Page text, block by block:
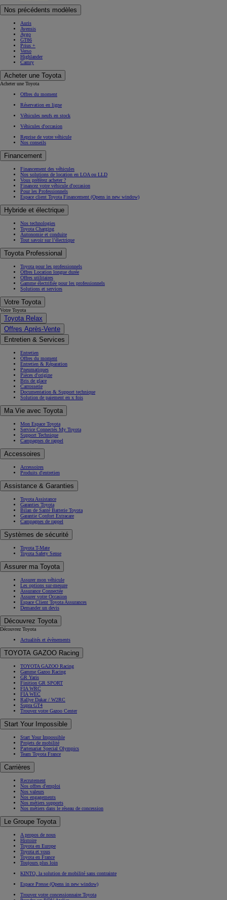
Nos précédents modèles
Auris
Avensis
Aygo
GT86
Prius +
Verso
Highlander
Camry
Acheter une Toyota
Acheter une Toyota
Offres du moment
Réservation en ligne
Véhicules neufs en stock
Véhicules d'occasion
Reprise de votre véhicule
Nos conseils
Financement
Financement des véhicules
Nos solutions de location en LOA ou LLD
Vous préférez acheter ?
Financez votre véhicule d'occasion
Pour les Professionnels
Espace client Toyota Financement (Opens in new window)
Hybride et électrique
Nos technologies
Toyota Charging
Autonomie et conduite
Tout savoir sur l’électrique
Toyota Professional
Toyota pour les professionnels
Offres Location longue durée
Offres utilitaires
Gamme électrifiée pour les professionnels
Solutions et services
Votre Toyota
Votre Toyota
Toyota Relax
Offres Après-Vente
Entretien & Services
Entretien
Offres du moment
Entretien & Réparation
Pneumatiques
Pièces d'origine
Bris de glace
Carrosserie
Documentation & Support technique
Solution de paiement en x fois
Ma Vie avec Toyota
Mon Espace Toyota
Service Connectés My Toyota
Support Technique
Campagnes de rappel
Accessoires
Accessoires
Produits d'entretien
Assistance & Garanties
Toyota Assistance
Garanties Toyota
Bilan de Santé Batterie Toyota
Garantie Confort Extracare
Campagnes de rappel
Systèmes de sécurité
Toyota T-Mate
Toyota Safety Sense
Assurer ma Toyota
Assurer mon véhicule
Les options sur-mesure
Assurance Connectée
Assurer votre Occasion
Espace Client Toyota Assurances
Demander un devis
Découvrez Toyota
Découvrez Toyota
Actualités et évènements
TOYOTA GAZOO Racing
TOYOTA GAZOO Racing
Gamme Gazoo Racing
GR Yaris
Finition GR SPORT
FIA WRC
FIA WEC
Rallye Dakar / W2RC
Supra GT4
Trouvez votre Gazoo Center
Start Your Impossible
Start Your Impossible
Projets de mobilité
Partenariat Special Olympics
Team Toyota France
Carrières
Recrutement
Nos offres d'emploi
Nos valeurs
Nos engagements
Nos métiers supports
Nos métiers dans le réseau de concession
Le Groupe Toyota
A propos de nous
Histoire
Toyota en Europe
Toyota et vous
Toyota en France
Toujours plus loin
KINTO, la solution de mobilité sans contrainte
Espace Presse (Opens in new window)
Trouvez votre concessionnaire Toyota